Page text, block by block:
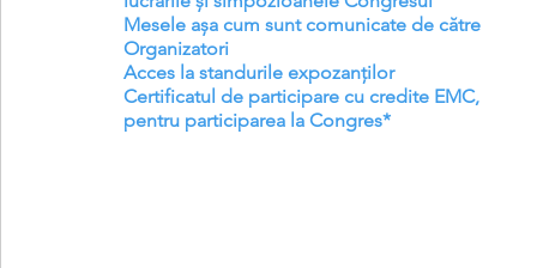
Mesele așa cum sunt comunicate de către
Organizatori
Acces la standurile expozanților
Certificatul de participare cu credite EMC,
pentru participarea la Congres*